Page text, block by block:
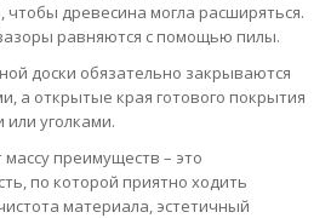
древесина могла расширяться.
равняются с помощью пилы.
доски обязательно закрываются
а открытые края готового покрытия
или уголками.
преимуществ – это
по которой приятно ходить
материала, эстетичный